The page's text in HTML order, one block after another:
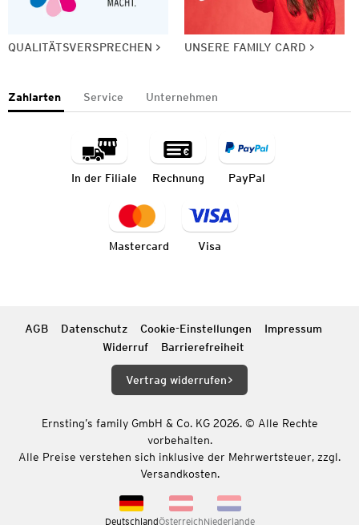
QUALITÄTSVERSPRECHEN UNSERE FAMILY CARD
Zahlarten Service Unternehmen
In der Filiale Rechnung PayPal
Mastercard Visa
AGB Datenschutz Cookie-Einstellungen
Impressum
Widerruf
Barrierefreiheit
Vertrag widerrufen
Ernsting’s family GmbH & Co. KG 2026. © Alle Rechte
vorbehalten.
Alle Preise verstehen sich inklusive der Mehrwertsteuer, zzgl.
Versandkosten.
DeutschlandÖsterreichNiederlande